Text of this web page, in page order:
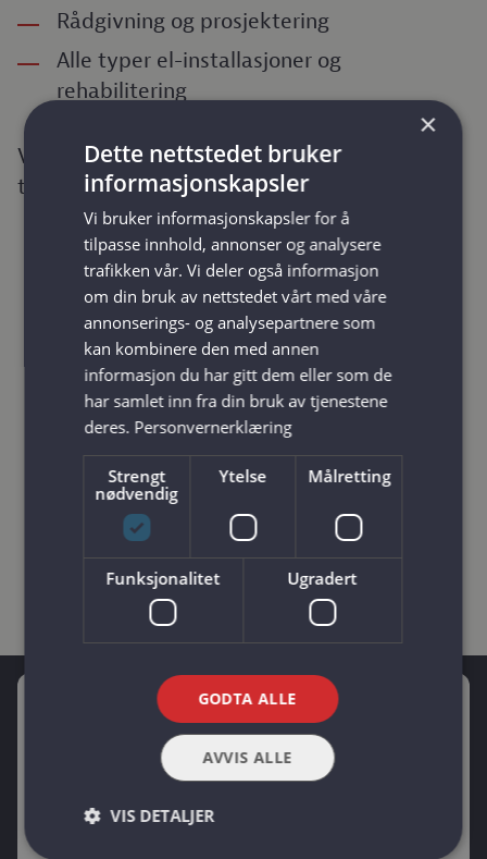
Rådgivning og prosjektering
Alle typer el-installasjoner og
rehabilitering
Vi sørger for å tilpasse avtalen slik at du får
tjenester som passer akkurat ditt bygg.
Kontakt oss
Ønsker du å vite mer om rammeavtaler eller
serviceavtaler, og om det er noe som kan
passe ditt bygg?
Vis kontaktskjema
Elektropluss Telemark AS
Org nr: NO 915 453 457 MVA
post@elektroplusstelemark.no
×
Dette nettstedet bruker
informasjonskapsler
Vi bruker informasjonskapsler for å
tilpasse innhold, annonser og analysere
trafikken vår. Vi deler også informasjon
om din bruk av nettstedet vårt med våre
annonserings- og analysepartnere som
kan kombinere den med annen
informasjon du har gitt dem eller som de
har samlet inn fra din bruk av tjenestene
deres. Personvernerklæring
Strengt
nødvendig
Ytelse Målretting
Funksjonalitet Ugradert
GODTA ALLE
AVVIS ALLE
VIS DETALJER